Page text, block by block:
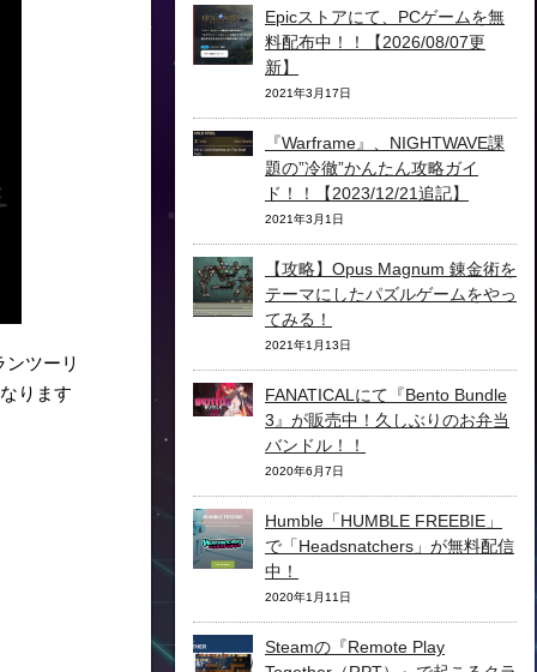
ツーリ
ります
Epicストアにて、PCゲームを無
料配布中！！【2026/08/07更
新】
2021年3月17日
『Warframe』、NIGHTWAVE課
題の”冷徹”かんたん攻略ガイ
ド！！【2023/12/21追記】
2021年3月1日
【攻略】Opus Magnum 錬金術を
テーマにしたパズルゲームをやっ
てみる！
2021年1月13日
FANATICALにて『Bento Bundle
3』が販売中！久しぶりのお弁当
バンドル！！
2020年6月7日
Humble「HUMBLE FREEBIE」
で「Headsnatchers」が無料配信
中！
2020年1月11日
Steamの『Remote Play